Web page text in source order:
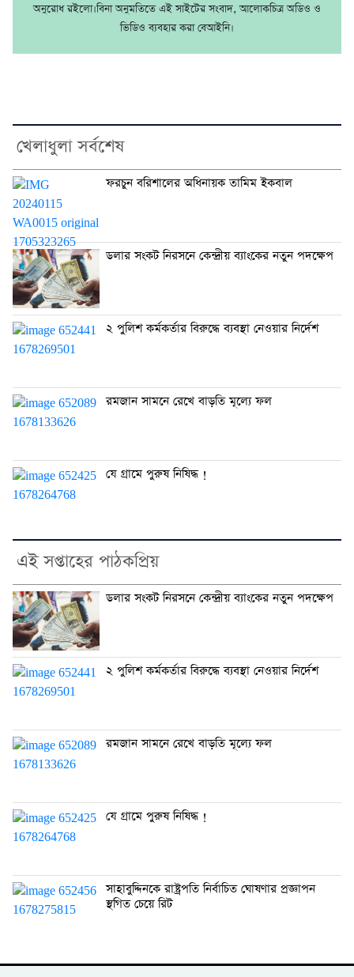
অনুরোধ রইলো।বিনা অনুমতিতে এই সাইটের সংবাদ, আলোকচিত্র অডিও ও
ভিডিও ব্যবহার করা বেআইনি।
খেলাধুলা সর্বশেষ
ফরচুন বরিশালের অধিনায়ক তামিম ইকবাল
ডলার সংকট নিরসনে কেন্দ্রীয় ব্যাংকের নতুন পদক্ষেপ
২ পুলিশ কর্মকর্তার বিরুদ্ধে ব্যবস্থা নেওয়ার নির্দেশ
রমজান সামনে রেখে বাড়তি মূল্যে ফল
যে গ্রামে পুরুষ নিষিদ্ধ !
এই সপ্তাহের পাঠকপ্রিয়
ডলার সংকট নিরসনে কেন্দ্রীয় ব্যাংকের নতুন পদক্ষেপ
২ পুলিশ কর্মকর্তার বিরুদ্ধে ব্যবস্থা নেওয়ার নির্দেশ
রমজান সামনে রেখে বাড়তি মূল্যে ফল
যে গ্রামে পুরুষ নিষিদ্ধ !
সাহাবুদ্দিনকে রাষ্ট্রপতি নির্বাচিত ঘোষণার প্রজ্ঞাপন
স্থগিত চেয়ে রিট